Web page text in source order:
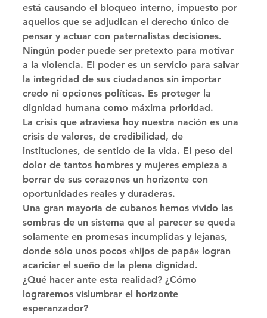
está causando el bloqueo interno, impuesto por
aquellos que se adjudican el derecho único de
pensar y actuar con paternalistas decisiones.
Ningún poder puede ser pretexto para motivar
a la violencia. El poder es un servicio para salvar
la integridad de sus ciudadanos sin importar
credo ni opciones políticas. Es proteger la
dignidad humana como máxima prioridad.
La crisis que atraviesa hoy nuestra nación es una
crisis de valores, de credibilidad, de
instituciones, de sentido de la vida. El peso del
dolor de tantos hombres y mujeres empieza a
borrar de sus corazones un horizonte con
oportunidades reales y duraderas.
Una gran mayoría de cubanos hemos vivido las
sombras de un sistema que al parecer se queda
solamente en promesas incumplidas y lejanas,
donde sólo unos pocos «hijos de papá» logran
acariciar el sueño de la plena dignidad.
¿Qué hacer ante esta realidad? ¿Cómo
lograremos vislumbrar el horizonte
esperanzador?